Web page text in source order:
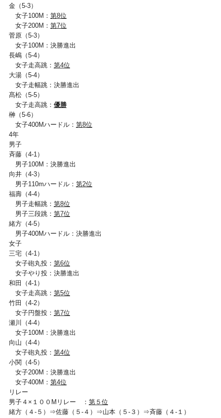
金（5-3）
女子100M： 第8位
女子200M： 第7位
菅原（5-3）
女子100M：決勝進出
長嶋（5-4）
女子走高跳： 第4位
大湯（5-4）
女子走幅跳：決勝進出
髙松（5-5）
女子走高跳： 優勝
榊（5-6）
女子400Mハードル： 第8位
4年
男子
斉藤（4-1）
男子100M：決勝進出
向井（4-3）
男子110mハードル： 第2位
福壽（4-4）
男子走幅跳： 第8位
男子三段跳： 第7位
緒方（4-5）
男子400Mハードル：決勝進出
女子
三宅（4-1）
女子砲丸投： 第6位
女子やり投：決勝進出
和田（4-1）
女子走高跳： 第5位
竹田（4-2）
女子円盤投： 第7位
瀬川（4-4）
女子100M：決勝進出
向山（4-4）
女子砲丸投： 第4位
小関（4-5）
女子200M：決勝進出
女子400M： 第4位
リレー
男子４×１００Mリレー ： 第５位
緒方（４-５）⇒佐藤（５-４）⇒山本（５-３）⇒斉藤（４-１）